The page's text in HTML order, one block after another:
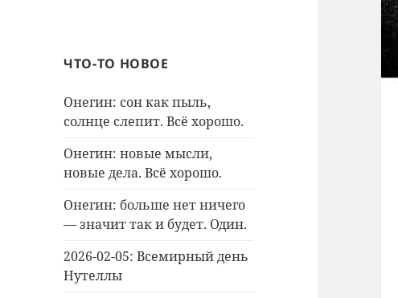
ЧТО-ТО НОВОЕ
Онегин: сон как пыль,
солнце слепит. Всё хорошо.
Онегин: новые мысли,
новые дела. Всё хорошо.
Онегин: больше нет ничего
— значит так и будет. Один.
2026-02-05: Всемирный день
Нутеллы